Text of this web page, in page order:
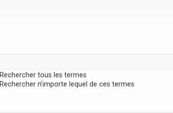
Rechercher tous les termes
Rechercher n’importe lequel de ces termes